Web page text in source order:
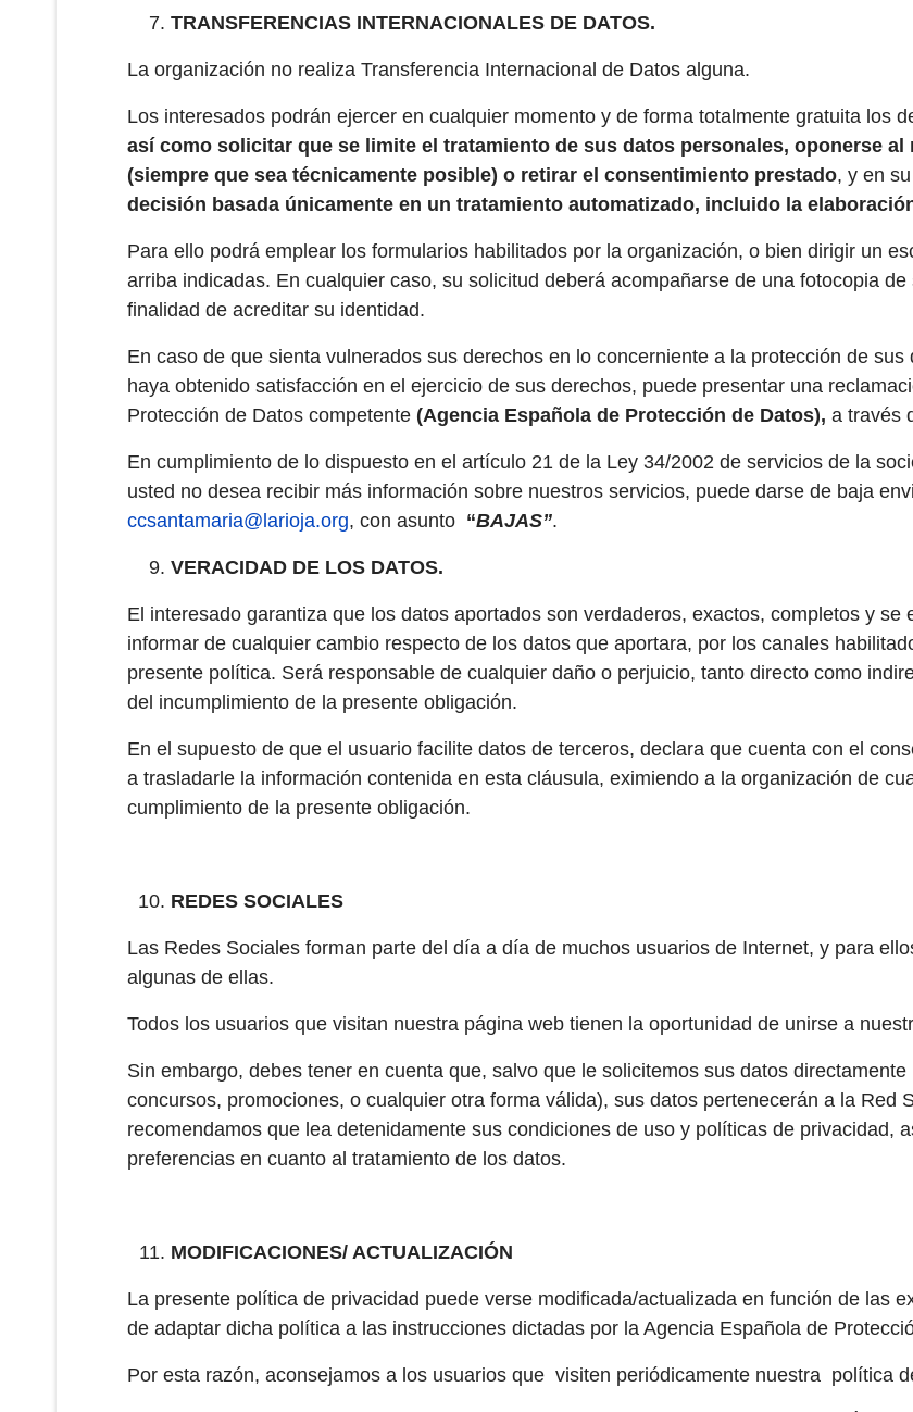
TRANSFERENCIAS INTERNACIONALES DE DATOS.
La organización no realiza Transferencia Internacional de Datos alguna.
Los interesados podrán ejercer en cualquier momento y de forma totalmente gratuita los
así como solicitar que se limite el tratamiento de sus datos personales, oponerse
(siempre que sea técnicamente posible) o retirar el consentimiento prestado, y en
decisión basada únicamente en un tratamiento automatizado, incluido la
Para ello podrá emplear los formularios habilitados por la organización, o bien dirigir un
arriba indicadas. En cualquier caso, su solicitud deberá acompañarse de una fotocopia
finalidad de acreditar su identidad.
En caso de que sienta vulnerados sus derechos en lo concerniente a la protección de
haya obtenido satisfacción en el ejercicio de sus derechos, puede presentar una
Protección de Datos competente (Agencia Española de Protección de Datos), a través
En cumplimiento de lo dispuesto en el artículo 21 de la Ley 34/2002 de servicios de la
usted no desea recibir más información sobre nuestros servicios, puede darse de baja
ccsantamaria@larioja.org, con asunto “BAJAS”.
VERACIDAD DE LOS DATOS.
El interesado garantiza que los datos aportados son verdaderos, exactos, completos y
informar de cualquier cambio respecto de los datos que aportara, por los canales
presente política. Será responsable de cualquier daño o perjuicio, tanto directo como
del incumplimiento de la presente obligación.
En el supuesto de que el usuario facilite datos de terceros, declara que cuenta con el
a trasladarle la información contenida en esta cláusula, eximiendo a la organización de
cumplimiento de la presente obligación.
REDES SOCIALES
Las Redes Sociales forman parte del día a día de muchos usuarios de Internet, y para
algunas de ellas.
Todos los usuarios que visitan nuestra página web tienen la oportunidad de unirse a
Sin embargo, debes tener en cuenta que, salvo que le solicitemos sus datos
concursos, promociones, o cualquier otra forma válida), sus datos pertenecerán a la Red
recomendamos que lea detenidamente sus condiciones de uso y políticas de privacidad,
preferencias en cuanto al tratamiento de los datos.
MODIFICACIONES/ ACTUALIZACIÓN
La presente política de privacidad puede verse modificada/actualizada en función de las
de adaptar dicha política a las instrucciones dictadas por la Agencia Española de
Por esta razón, aconsejamos a los usuarios que visiten periódicamente nuestra política